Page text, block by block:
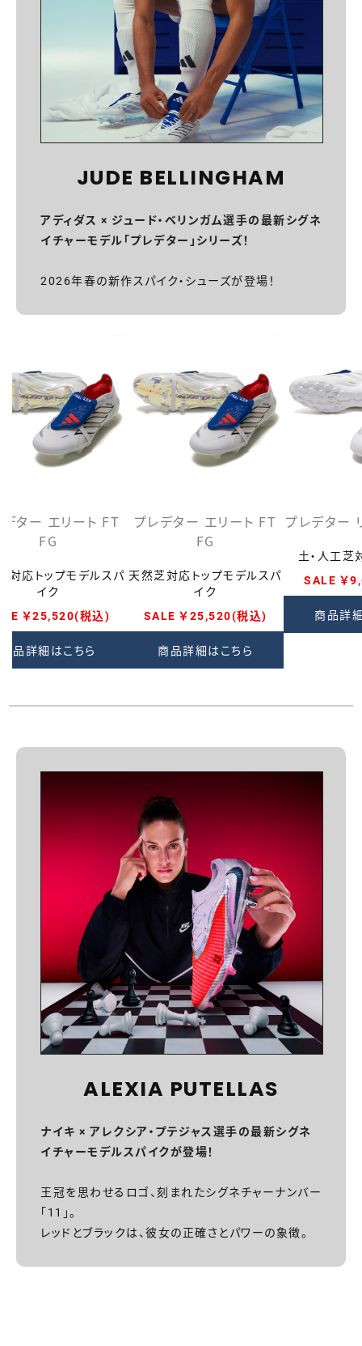
JUDE BELLINGHAM
アディダス × ジュード・ベリンガム選手の最新シグネ
イチャーモデル「プレデター」シリーズ！
2026年春の新作スパイク・シューズが登場！
ター エリート FT
FG
対応トップモデルスパ
イク
￥25,520(税込)
商品詳細はこちら
プレデター エリート FT
FG
天然芝対応トップモデルスパ
イク
SALE ￥25,520(税込)
商品詳細はこちら
プレデター
土・人工芝
SALE ￥
商品詳
ALEXIA PUTELLAS
ナイキ × アレクシア・プテジャス選手の最新シグネ
イチャーモデルスパイクが登場！
王冠を思わせるロゴ、刻まれたシグネチャーナンバー
「11」。
レッドとブラックは、彼女の正確さとパワーの象徴。